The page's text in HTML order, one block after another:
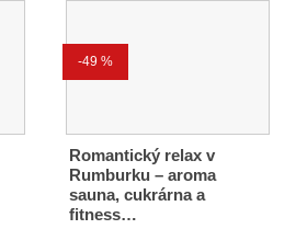
-49 %
Romantický relax v
Rumburku – aroma
sauna, cukrárna a
fitness…